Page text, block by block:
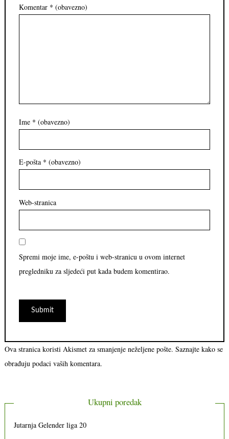
Komentar * (obavezno)
Ime * (obavezno)
E-pošta * (obavezno)
Web-stranica
Spremi moje ime, e-poštu i web-stranicu u ovom internet
pregledniku za sljedeći put kada budem komentirao.
Ova stranica koristi Akismet za smanjenje neželjene pošte. Saznajte kako se
obrađuju podaci vaših komentara.
Ukupni poredak
Jutarnja Gelender liga 20